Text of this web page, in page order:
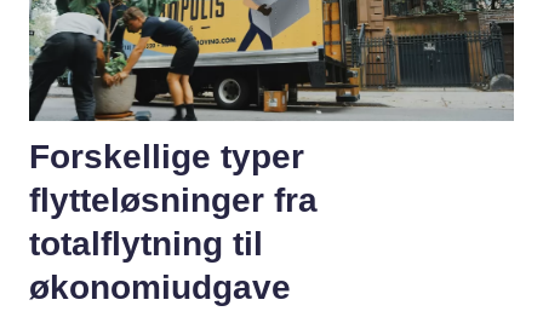
Forskellige typer
flytteløsninger fra
totalflytning til
økonomiudgave